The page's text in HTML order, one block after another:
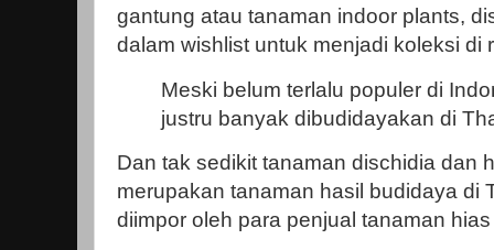
gantung atau tanaman indoor plants,
dalam wishlist untuk menjadi koleksi di
Meski belum terlalu populer di
justru banyak dibudidayakan di
Dan tak sedikit tanaman dischidia dan
merupakan tanaman hasil budidaya di
diimpor oleh para penjual tanaman